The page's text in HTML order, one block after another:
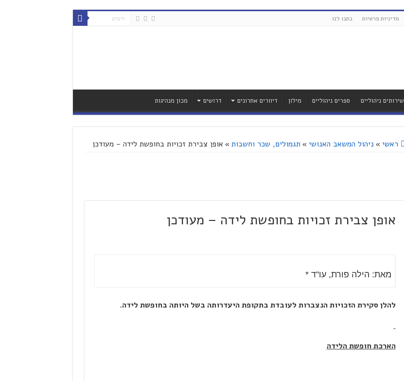
מדיניות פרטיות כתבו לנו
שירותים ניהוליים ספרים ניהוליים מילון דיוורים אחרונים דרושים מכון מנהיגות
ראשי » ניהול המשאב האנושי » תגמולים, שכר וחשבות » אופן צבירת זכויות בחופשת לידה – מעודכן
אופן צבירת זכויות בחופשת לידה – מעודכן
מאת: הילה פורת, עו"ד *
להלן סקירת הזכויות הנצברות לעובדת בתקופת היעדרותה בשל היותה בחופשת לידה.
הארכת חופשת הלידה